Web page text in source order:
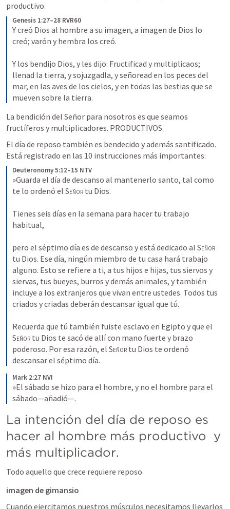
productivo.
Genesis 1:27–28 RVR60
Y creó Dios al hombre a su imagen, a imagen de Dios lo
creó; varón y hembra los creó.
Y los bendijo Dios, y les dijo: Fructificad y multiplicaos;
llenad la tierra, y sojuzgadla, y señoread en los peces del
mar, en las aves de los cielos, y en todas las bestias que se
mueven sobre la tierra.
La bendición del Señor para nosotros es que seamos
fructíferos y multiplicadores. PRODUCTIVOS.
El día de reposo también es bendecido y además santificado.
Está registrado en las 10 instrucciones más importantes:
Deuteronomy 5:12–15 NTV
»Guarda el día de descanso al mantenerlo santo, tal como
te lo ordenó el Señor tu Dios.
Tienes seis días en la semana para hacer tu trabajo
habitual,
pero el séptimo día es de descanso y está dedicado al Señor
tu Dios. Ese día, ningún miembro de tu casa hará trabajo
alguno. Esto se refiere a ti, a tus hijos e hijas, tus siervos y
siervas, tus bueyes, burros y demás animales, y también
incluye a los extranjeros que vivan entre ustedes. Todos tus
criados y criadas deberán descansar igual que tú.
Señor tu Dios te sacó de allí con mano fuerte y brazo
poderoso. Por esa razón, el Señor tu Dios te ordenó
descansar el séptimo día.
Mark 2:27 NVI
»El sábado se hizo para el hombre, y no el hombre para el
sábado—añadió—.
La intención del día de reposo es
hacer al hombre más productivo  y
más multiplicador.
Todo aquello que crece requiere reposo.
imagen de gimansio
Cuando ejercitamos nuestros músculos necesitamos llevarlos